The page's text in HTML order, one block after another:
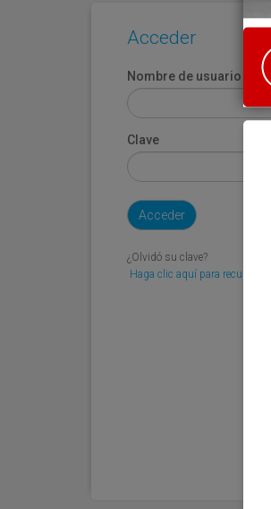
Acceder
Nombre de usuario
Clave
¿Olvidó su clave?
Haga clic aquí para recuperarla.